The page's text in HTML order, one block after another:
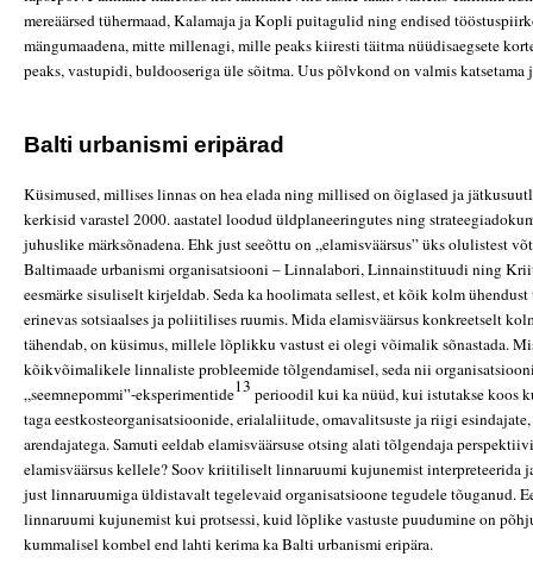
mereäärsed tühermaad, Kalamaja ja Kopli puitagulid ning endised
mängumaadena, mitte millenagi, mille peaks kiiresti täitma nüüdisaegsete
peaks, vastupidi, buldooseriga üle sõitma. Uus põlvkond on valmis katsetama
Balti urbanismi eripärad
Küsimused, millises linnas on hea elada ning millised on õiglased ja
kerkisid varastel 2000. aastatel loodud üldplaneeringutes ning
juhuslike märksõnadena. Ehk just seeõttu on „elamisväärsus” üks olulistest
Baltimaade urbanismi organisatsiooni – Linnalabori, Linnainstituudi ning
eesmärke sisuliselt kirjeldab. Seda ka hoolimata sellest, et kõik kolm
erinevas sotsiaalses ja poliitilises ruumis. Mida elamisväärsus konkreetselt
tähendab, on küsimus, millele lõplikku vastust ei olegi võimalik sõnastada.
kõikvõimalikele linnaliste probleemide tõlgendamisel, seda nii
„seemnepommi”-eksperimentide13 perioodil kui ka nüüd, kui istutakse koos
taga eestkosteorganisatsioonide, erialaliitude, omavalitsuste ja riigi
arendajatega. Samuti eeldab elamisväärsuse otsing alati tõlgendaja
elamisväärsus kellele? Soov kriitiliselt linnaruumi kujunemist interpreteerida
just linnaruumiga üldistavalt tegelevaid organisatsioone tegudele tõuganud.
linnaruumi kujunemist kui protsessi, kuid lõplike vastuste puudumine on
kummalisel kombel end lahti kerima ka Balti urbanismi eripära.